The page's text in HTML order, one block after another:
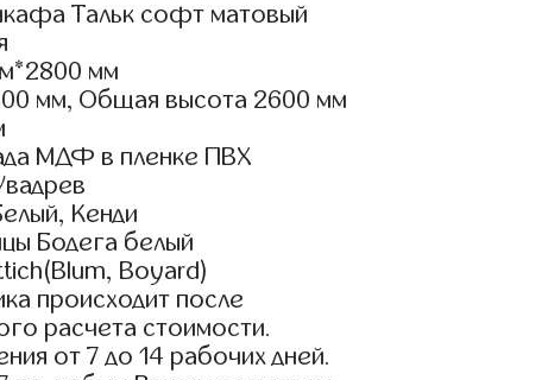
Тальк софт матовый
мм
мм, Общая высота 2600 мм
МДФ в пленке ПВХ
Кенди
Бодега белый
Boyard)
происходит после
расчета стоимости.
от 7 до 14 рабочих дней.